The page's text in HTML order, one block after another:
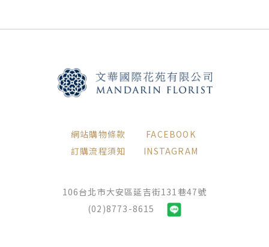
網站購物條款
訂購流程須知
FACEBOOK
INSTAGRAM
106台北市大安區延吉街131巷47號
(02)8773-8615